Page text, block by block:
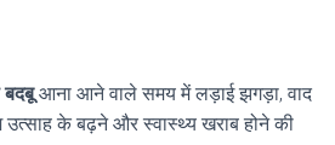
बदबूआना आने वाले समय में लड़ाई झगड़ा, वाद
उत्साह के बढ़ने और स्वास्थ्य खराब होने की